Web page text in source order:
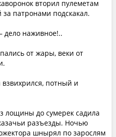
вторил пулеметам
патронами подскакал.
наживное!..
от жары, веки от
потный и
лощины до сумерек садила
разъезды. Ночью
шнырял по зарослям